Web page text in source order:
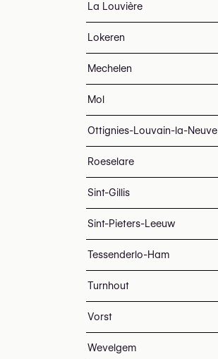
La Louvière
Lokeren
Mechelen
Mol
Ottignies-Louvain-la-Neuve
Roeselare
Sint-Gillis
Sint-Pieters-Leeuw
Tessenderlo-Ham
Turnhout
Vorst
Wevelgem